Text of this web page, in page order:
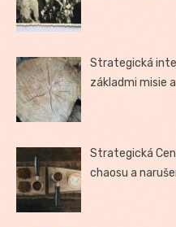
Strategická
základmi misie
Strategická
chaosu a